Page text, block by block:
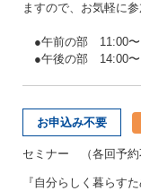
ますので、お気軽に参
●午前の部 11:00〜
●午後の部 14:00〜
お申込み不要
セミナー （各回予約
『自分らしく暮らす